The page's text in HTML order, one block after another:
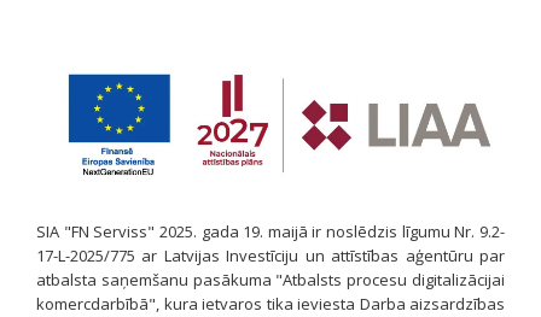
SIA "FN Serviss" 2025. gada 19. maijā ir noslēdzis līgumu Nr. 9.2-
17-L-2025/775 ar Latvijas Investīciju un attīstības aģentūru par
atbalsta saņemšanu pasākuma "Atbalsts procesu digitalizācijai
komercdarbībā", kura ietvaros tika ieviesta Darba aizsardzības